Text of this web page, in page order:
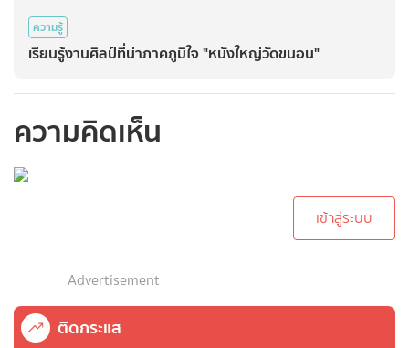
ความรู้
เรียนรู้งานศิลป์ที่น่าภาคภูมิใจ "หนังใหญ่วัดขนอน"
ความคิดเห็น
เข้าสู่ระบบ
Advertisement
ติดกระแส